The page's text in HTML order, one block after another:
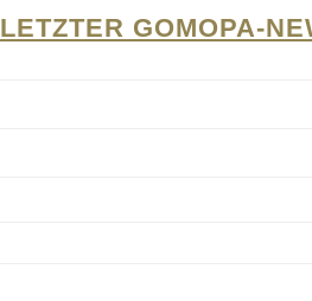
LETZTER GOMOPA-